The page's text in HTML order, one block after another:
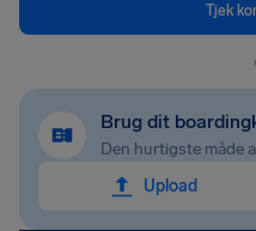
Tjek
Brug dit
Den hurtigste måde
Upload